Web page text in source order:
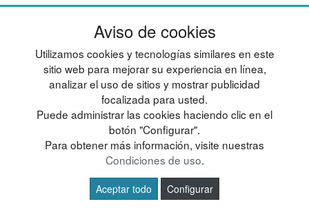
Aviso de cookies
Utilizamos cookies y tecnologías similares en este
sitio web para mejorar su experiencia en línea,
analizar el uso de sitios y mostrar publicidad
focalizada para usted.
Puede administrar las cookies haciendo clic en el
botón "Configurar".
Para obtener más información, visite nuestras
Condiciones de uso.
Aceptar todo Configurar